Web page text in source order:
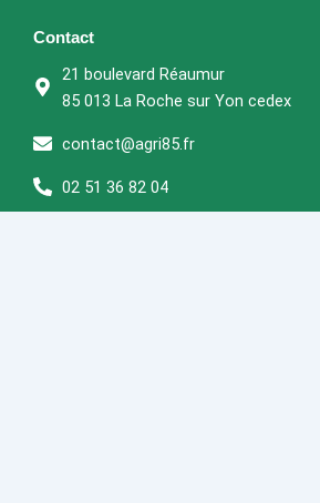
o
o
k
r
a
m
e
r
p
p
Contact
21 boulevard Réaumur
85 013 La Roche sur Yon cedex
contact@agri85.fr
02 51 36 82 04